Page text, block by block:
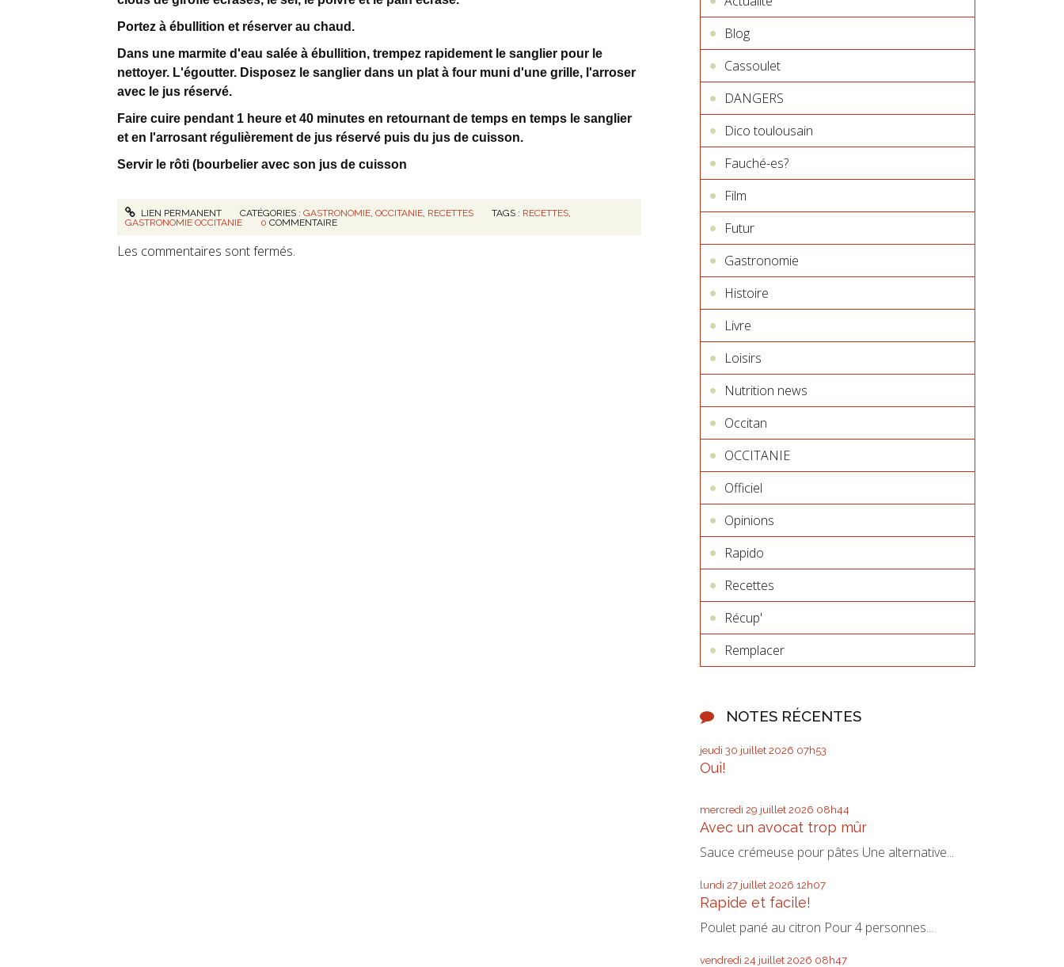
Portez à ébullition et réserver au chaud.
Dans une marmite d'eau salée à ébullition, trempez rapidement le sanglier pour le
nettoyer. L'égoutter. Disposez le sanglier dans un plat à four muni d'une grille, l'arroser
avec le jus réservé.
Faire cuire pendant 1 heure et 40 minutes en retournant de temps en temps le sanglier
et en l'arrosant régulièrement de jus réservé puis du jus de cuisson.
Servir le rôti (bourbelier avec son jus de cuisson
LIEN PERMANENT CATÉGORIES :GASTRONOMIE,OCCITANIE, RECETTES TAGS : RECETTES,
GASTRONOMIE OCCITANIE
0 COMMENTAIRE
Les commentaires sont fermés.
Blog
Cassoulet
DANGERS
Dico toulousain
Fauché-es?
Film
Futur
Gastronomie
Histoire
Livre
Loisirs
Nutrition news
Occitan
OCCITANIE
Officiel
Opinions
Rapido
Recettes
Récup'
Remplacer
NOTES RÉCENTES
jeudi 30 juillet 2026 07h53
Oui!
mercredi 29 juillet 2026 08h44
Avec un avocat trop mûr
Sauce crémeuse pour pâtes Une alternative...
lundi 27 juillet 2026 12h07
Rapide et facile!
Poulet pané au citron Pour 4 personnes...
vendredi 24 juillet 2026 08h47